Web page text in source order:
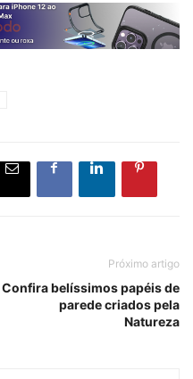
Próximo artigo
Confira belíssimos papéis de
parede criados pela
Natureza